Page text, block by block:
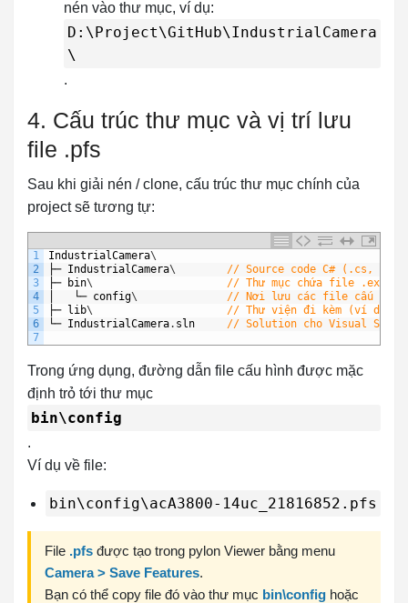
nén vào thư mục, ví dụ:
D:\Project\GitHub\IndustrialCamera
\
.
4. Cấu trúc thư mục và vị trí lưu
file .pfs
Sau khi giải nén / clone, cấu trúc thư mục chính của
project sẽ tương tự:
1
2
3
4
5
6
7
IndustrialCamera\
├─ IndustrialCamera\
// Source code C# (.cs,
├─
bin\
// Thư mục chứa file .exe
└─ config\
// Nơi lưu các file cấu hình
├─ lib\
// Thư viện đi kèm (ví dụ
└─ IndustrialCamera. sln // Solution cho Visual
Trong ứng dụng, đường dẫn file cấu hình được mặc
định trỏ tới thư mục
bin\config
.
Ví dụ về file:
bin\config\acA3800-14uc_21816852.pfs
File .pfs được tạo trong pylon Viewer bằng menu
Camera > Save Features.
Bạn có thể copy file đó vào thư mục bin\config hoặc